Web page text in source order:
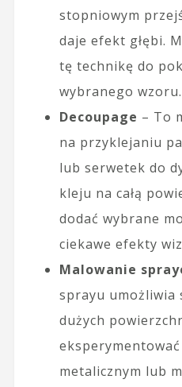
stopniowym
daje efekt głębi.
tę technikę do
wybranego wzoru.
Decoupage – To
na przyklejaniu
lub serwetek do
kleju na całą
dodać wybrane
ciekawe efekty
Malowanie
sprayu umożliwia
dużych
metalicznym lub